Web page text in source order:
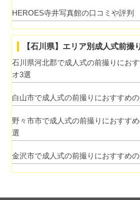
HEROES寺井写真館の口コミや評判
【石川県】エリア別成人式前撮
石川県河北郡で成人式の前撮りにお
オ3選
白山市で成人式の前撮りにおすすめ
野々市市で成人式の前撮りにおすす
選
金沢市で成人式の前撮りにおすすめ